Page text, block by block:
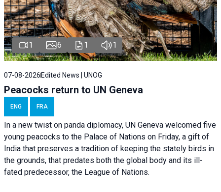
1 6 1 1
07-08-2026 Edited News | UNOG
Peacocks return to UN Geneva
ENG FRA
In a new twist on panda diplomacy, UN Geneva welcomed five
young peacocks to the Palace of Nations on Friday, a gift of
India that preserves a tradition of keeping the stately birds in
the grounds, that predates both the global body and its ill-
fated predecessor, the League of Nations.